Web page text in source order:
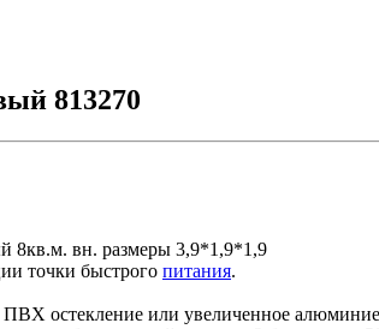
813270
8кв.м. вн. размеры 3,9*1,9*1,9
точки быстрого питания.
ПВХ остекление или увеличенное